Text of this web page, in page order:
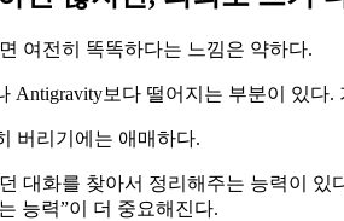
여전히 똑똑하다는 느낌은 약하다.
Antigravity보다 떨어지는 부분이 있
버리기에는 애매하다.
대화를 찾아서 정리해주는 능력이
능력”이 더 중요해진다.